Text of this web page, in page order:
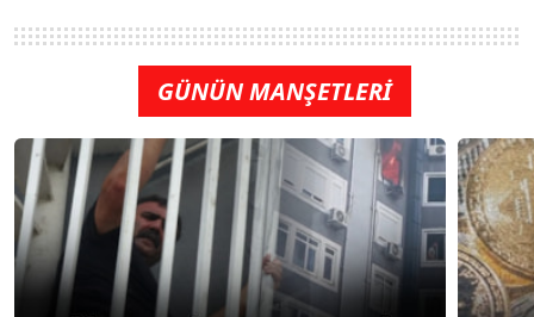
GÜNÜN MANŞETLERİ